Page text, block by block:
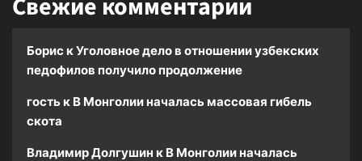
Свежие комментарии
Борис кУголовное дело в отношении узбекских
педофилов получило продолжение
гость к В Монголии началась массовая гибель
скота
Владимир Долгушин к В Монголии началась